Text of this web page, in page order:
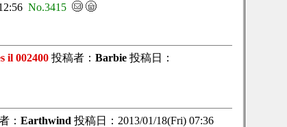
No.3415
il 002400 投稿者： Barbie投稿日：
： Earthwind 投稿日：2013/01/18(Fri) 07:36